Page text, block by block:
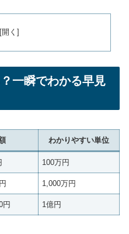
一瞬でわかる早見
わかりやすい単位
100万円
1,000万円
円 1億円